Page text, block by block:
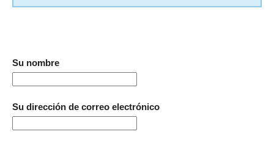
Su nombre
Su dirección de correo electrónico